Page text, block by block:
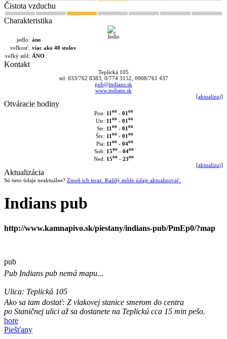
Čistota vzduchu
Charakteristika
jedlo: áno
veľkosť: viac ako 40 stolov
veľký stôl: ÁNO
Kontakt
Teplická 105
tel: 033/762 8383, 0/774 3152, 0908/761 437
pub@indians.sk
www.indians.sk
[aktualizuj]
Otváracie hodiny
Pon: 11 oo- 01 oo
Utr: 11 oo- 01 oo
Str: 11 oo- 01 oo
Štv: 11 oo- 01 oo
Pia: 11 oo- 04oo
Sob: 15oo- 04oo
Ned: 15oo- 23oo
[aktualizuj]
Aktualizácia
Sú tieto údaje neaktuálne? Zmeň ich teraz. Každý môže údaje aktualizovať.
Indians pub
http://www.kamnapivo.sk/piestany/indians-pub/PmEp0/?map
pub
Pub Indians pub nemá mapu...
Ulica: Teplická 105
Ako sa tam dostať: Z vlakovej stanice smerom do centra
po Staničnej ulici až sa dostanete na Teplickú cca 15 min pešo.
hore
Piešťany